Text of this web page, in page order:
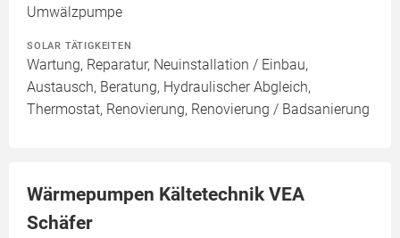
Umwälzpumpe
SOLAR TÄTIGKEITEN
Wartung, Reparatur, Neuinstallation / Einbau,
Austausch, Beratung, Hydraulischer Abgleich,
Thermostat, Renovierung, Renovierung / Badsanierung
Wärmepumpen Kältetechnik VEA
Schäfer